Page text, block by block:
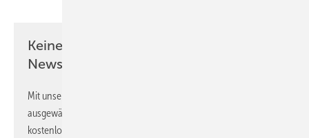
Keine Zeit? Kein Problem mit dem PV
Newsletter!
Mit unserem Newsletter erhalten Sie regelmäßig von uns
ausgewählte Informationen und Neuigkeiten, gebündelt und
kostenlos direkt ins Postfach.